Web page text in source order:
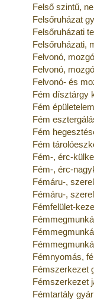
Felső szintű,
Felsőruházat
Felsőruházati
Felsőruházati,
Felvonó,
Felvonó,
Felvonó- és
Fém dísztárgy
Fém
Fém
Fém
Fém
Fém-, érc-
Fém-, érc-
Fémáru-,
Fémáru-,
Fémfelület-
Fémnyomás,
Fémszerkezet
Fémszerkezet
Fémtartály